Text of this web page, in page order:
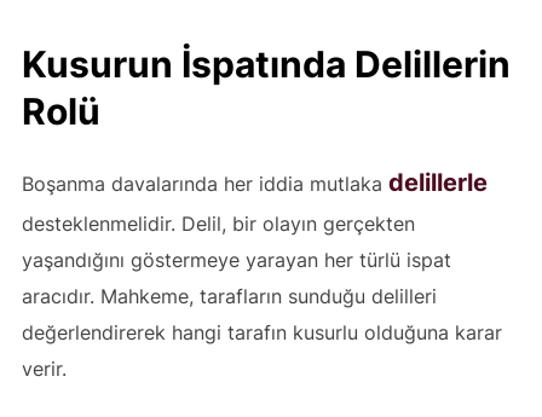
Kusurun İspatında Delillerin
Rolü
Boşanma davalarında her iddia mutlaka delillerle
desteklenmelidir. Delil, bir olayın gerçekten
yaşandığını göstermeye yarayan her türlü ispat
aracıdır. Mahkeme, tarafların sunduğu delilleri
değerlendirerek hangi tarafın kusurlu olduğuna karar
verir.